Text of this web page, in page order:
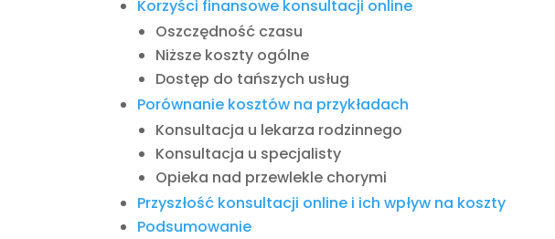
Korzyści finansowe konsultacji online
Oszczędność czasu
Niższe koszty ogólne
Dostęp do tańszych usług
Porównanie kosztów na przykładach
Konsultacja u lekarza rodzinnego
Konsultacja u specjalisty
Opieka nad przewlekle chorymi
Przyszłość konsultacji online i ich wpływ na koszty
Podsumowanie